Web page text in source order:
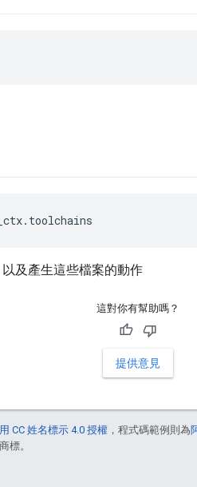
及產生這些檔案的動作
這對你有幫助嗎？
提供意見
CC 姓名標示 4.0 授權 ，程式碼範例則為
標。